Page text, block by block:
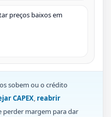
preços baixos em
sobem ou o crédito
CAPEX, reabrir
perder margem para dar